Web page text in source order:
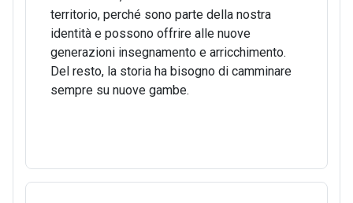
territorio, perché sono parte della nostra
identità e possono offrire alle nuove
generazioni insegnamento e arricchimento.
Del resto, la storia ha bisogno di camminare
sempre su nuove gambe.